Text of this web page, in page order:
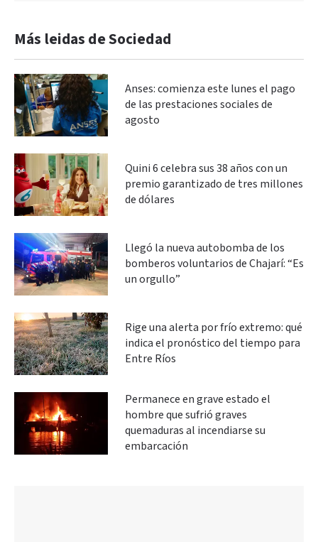
Más leidas de Sociedad
Anses: comienza este lunes el pago
de las prestaciones sociales de
agosto
Quini 6 celebra sus 38 años con un
premio garantizado de tres millones
de dólares
Llegó la nueva autobomba de los
bomberos voluntarios de Chajarí: “Es
un orgullo”
Rige una alerta por frío extremo: qué
indica el pronóstico del tiempo para
Entre Ríos
Permanece en grave estado el
hombre que sufrió graves
quemaduras al incendiarse su
embarcación